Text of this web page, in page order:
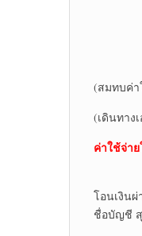
(สมทบค่
(เดินทาง
ค่าใช้จ่า
โอนเงิน
ชื่อบัญชี สุ